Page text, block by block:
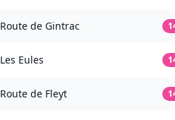
Route de Gintrac
Les Eules
Route de Fleyt